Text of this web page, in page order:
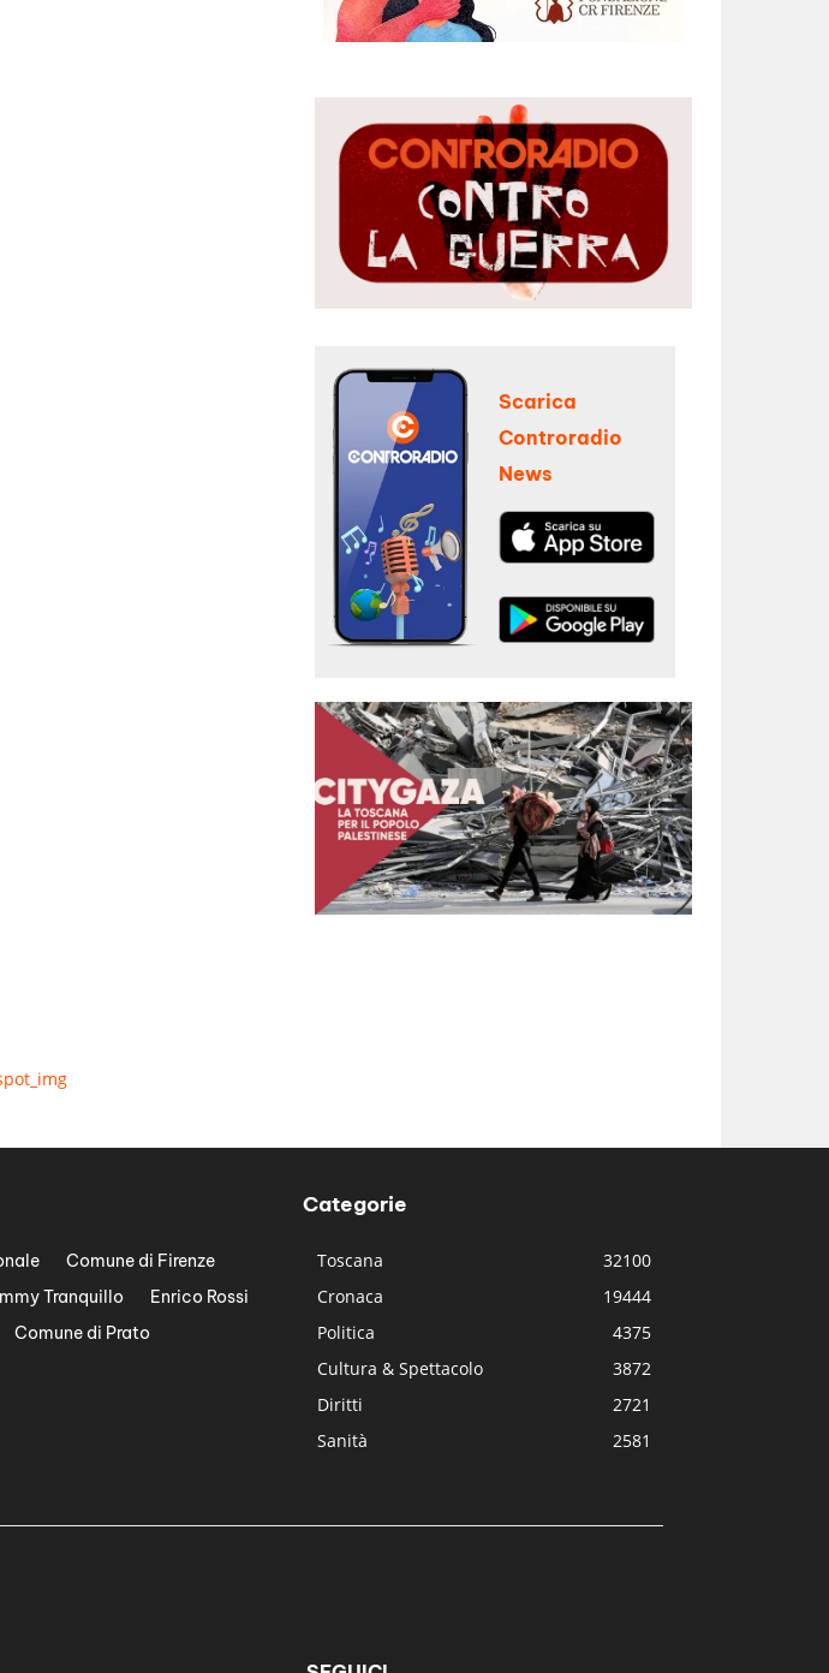
Scarica
Controradio
News
Comune di Firenze
Tranquillo
Enrico Rossi
Comune di Prato
Categorie
Toscana
32100
Cronaca
19444
Politica
4375
Cultura & Spettacolo
3872
Diritti
2721
Sanità
2581